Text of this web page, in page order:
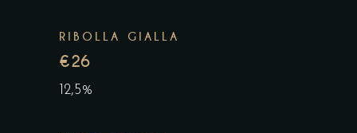
RIBOLLA GIALLA
€26
12,5%